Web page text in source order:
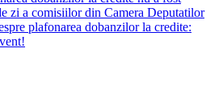
zi a comisiilor din Camera Deputatilor
plafonarea dobanzilor la credite: